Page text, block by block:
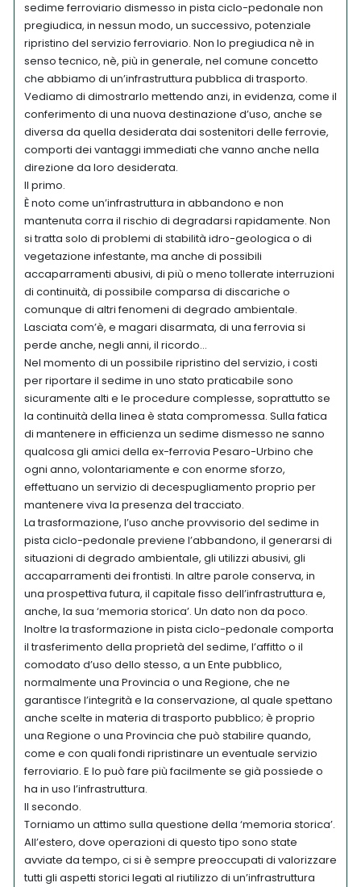
sedime ferroviario dismesso in pista ciclo-pedonale non
pregiudica, in nessun modo, un successivo, potenziale
ripristino del servizio ferroviario. Non lo pregiudica nè in
senso tecnico, nè, più in generale, nel comune concetto
che abbiamo di un’infrastruttura pubblica di trasporto.
Vediamo di dimostrarlo mettendo anzi, in evidenza, come il
conferimento di una nuova destinazione d’uso, anche se
diversa da quella desiderata dai sostenitori delle ferrovie,
comporti dei vantaggi immediati che vanno anche nella
direzione da loro desiderata.
Il primo.
È noto come un’infrastruttura in abbandono e non
mantenuta corra il rischio di degradarsi rapidamente. Non
si tratta solo di problemi di stabilità idro-geologica o di
vegetazione infestante, ma anche di possibili
accaparramenti abusivi, di più o meno tollerate interruzioni
di continuità, di possibile comparsa di discariche o
comunque di altri fenomeni di degrado ambientale.
Lasciata com’è, e magari disarmata, di una ferrovia si
perde anche, negli anni, il ricordo…
Nel momento di un possibile ripristino del servizio, i costi
per riportare il sedime in uno stato praticabile sono
sicuramente alti e le procedure complesse, soprattutto se
la continuità della linea è stata compromessa. Sulla fatica
di mantenere in efficienza un sedime dismesso ne sanno
qualcosa gli amici della ex-ferrovia Pesaro-Urbino che
ogni anno, volontariamente e con enorme sforzo,
effettuano un servizio di decespugliamento proprio per
mantenere viva la presenza del tracciato.
La trasformazione, l’uso anche provvisorio del sedime in
pista ciclo-pedonale previene l’abbandono, il generarsi di
situazioni di degrado ambientale, gli utilizzi abusivi, gli
accaparramenti dei frontisti. In altre parole conserva, in
una prospettiva futura, il capitale fisso dell’infrastruttura e,
anche, la sua ‘memoria storica’. Un dato non da poco.
Inoltre la trasformazione in pista ciclo-pedonale comporta
il trasferimento della proprietà del sedime, l’affitto o il
comodato d’uso dello stesso, a un Ente pubblico,
normalmente una Provincia o una Regione, che ne
garantisce l’integrità e la conservazione, al quale spettano
anche scelte in materia di trasporto pubblico; è proprio
una Regione o una Provincia che può stabilire quando,
come e con quali fondi ripristinare un eventuale servizio
ferroviario. E lo può fare più facilmente se già possiede o
ha in uso l’infrastruttura.
Il secondo.
Torniamo un attimo sulla questione della ‘memoria storica’.
All’estero, dove operazioni di questo tipo sono state
avviate da tempo, ci si è sempre preoccupati di valorizzare
tutti gli aspetti storici legati al riutilizzo di un’infrastruttura